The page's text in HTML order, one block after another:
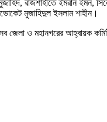
রাজশাহীতে ইমরান ইমন,
মুজাহিদুল ইসলাম শাহীন।
ও মহানগরের আহ্বায়ক